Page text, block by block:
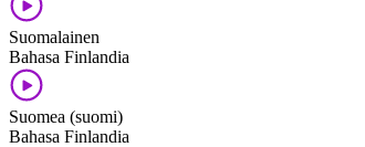
Suomalainen
Bahasa Finlandia
Suomea (suomi)
Bahasa Finlandia